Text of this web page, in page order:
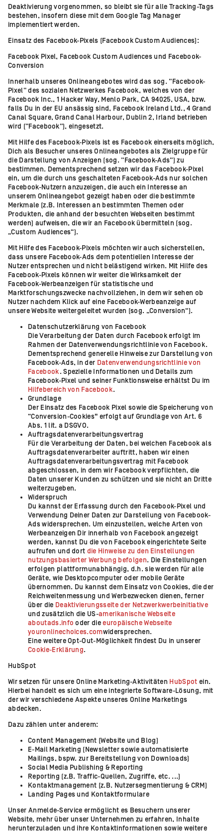
Deaktivierung vorgenommen, so bleibt sie für alle Tracking-Tags
bestehen, insofern diese mit dem Google Tag Manager
implementiert werden.
Einsatz des Facebook-Pixels (Facebook Custom Audiences):
Facebook Pixel, Facebook Custom Audiences und Facebook-
Conversion
Innerhalb unseres Onlineangebotes wird das sog. "Facebook-
Pixel" des sozialen Netzwerkes Facebook, welches von der
Facebook Inc., 1 Hacker Way, Menlo Park, CA 94025, USA, bzw.
falls Du in der EU ansässig sind, Facebook Ireland Ltd., 4 Grand
Canal Square, Grand Canal Harbour, Dublin 2, Irland betrieben
wird ("Facebook"), eingesetzt.
Mit Hilfe des Facebook-Pixels ist es Facebook einerseits möglich,
Dich als Besucher unseres Onlineangebotes als Zielgruppe für
die Darstellung von Anzeigen (sog. "Facebook-Ads") zu
bestimmen. Dementsprechend setzen wir das Facebook-Pixel
ein, um die durch uns geschalteten Facebook-Ads nur solchen
Facebook-Nutzern anzuzeigen, die auch ein Interesse an
unserem Onlineangebot gezeigt haben oder die bestimmte
Merkmale (z.B. Interessen an bestimmten Themen oder
Produkten, die anhand der besuchten Webseiten bestimmt
werden) aufweisen, die wir an Facebook übermitteln (sog.
„Custom Audiences“).
Mit Hilfe des Facebook-Pixels möchten wir auch sicherstellen,
dass unsere Facebook-Ads dem potentiellen Interesse der
Nutzer entsprechen und nicht belästigend wirken. Mit Hilfe des
Facebook-Pixels können wir weiter die Wirksamkeit der
Facebook-Werbeanzeigen für statistische und
Marktforschungszwecke nachvollziehen, in dem wir sehen ob
Nutzer nachdem Klick auf eine Facebook-Werbeanzeige auf
unsere Website weitergeleitet wurden (sog. „Conversion“).
Datenschutzerklärung von Facebook
Die Verarbeitung der Daten durch Facebook erfolgt im
Rahmen der Datenverwendungsrichtlinie von Facebook.
Dementsprechend generelle Hinweise zur Darstellung von
Facebook-Ads, in der Datenverwendungsrichtlinie von
Facebook. Spezielle Informationen und Details zum
Facebook-Pixel und seiner Funktionsweise erhältst Du im
Hilfebereich von Facebook.
Grundlage
Der Einsatz des Facebook Pixel sowie die Speicherung von
“Conversion-Cookies” erfolgt auf Grundlage von Art. 6
Abs. 1 lit. a DSGVO.
Auftragsdatenverarbeitungsvertrag
Für die Verarbeitung der Daten, bei welchen Facebook als
Auftragsdatenverarbeiter auftritt, haben wir einen
Auftragsdatenverarbeitungsvertrag mit Facebook
abgeschlossen, in dem wir Facebook verpflichten, die
Daten unserer Kunden zu schützen und sie nicht an Dritte
weiterzugeben.
Widerspruch
Du kannst der Erfassung durch den Facebook-Pixel und
Verwendung Deiner Daten zur Darstellung von Facebook-
Ads widersprechen. Um einzustellen, welche Arten von
Werbeanzeigen Dir innerhalb von Facebook angezeigt
werden, kannst Du die von Facebook eingerichtete Seite
aufrufen und dort die Hinweise zu den Einstellungen
nutzungsbasierter Werbung befolgen. Die Einstellungen
erfolgen plattformunabhängig, d.h. sie werden für alle
Geräte, wie Desktopcomputer oder mobile Geräte
übernommen. Du kannst dem Einsatz von Cookies, die der
Reichweitenmessung und Werbezwecken dienen, ferner
über die Deaktivierungsseite der Netzwerkwerbeinitiative
und zusätzlich die US-amerikanische Webseite
aboutads.info oder dieeuropäische Webseite
youronlinechoices.comwidersprechen.
Eine weitere Opt-Out-Möglichkeit findest Du in unserer
Cookie-Erklärung.
HubSpot
Wir setzen für unsere Online Marketing-Aktivitäten HubSpot ein.
Hierbei handelt es sich um eine integrierte Software-Lösung, mit
der wir verschiedene Aspekte unseres Online Marketings
abdecken.
Dazu zählen unter anderem:
Content Management (Website und Blog)
E-Mail Marketing (Newsletter sowie automatisierte
Mailings, bspw. zur Bereitstellung von Downloads)
Social Media Publishing & Reporting
Reporting (z.B. Traffic-Quellen, Zugriffe, etc. ...)
Kontaktmanagement (z.B. Nutzersegmentierung & CRM)
Landing Pages und Kontaktformulare
Unser Anmelde-Service ermöglicht es Besuchern unserer
Website, mehr über unser Unternehmen zu erfahren, Inhalte
herunterzuladen und ihre Kontaktinformationen sowie weitere